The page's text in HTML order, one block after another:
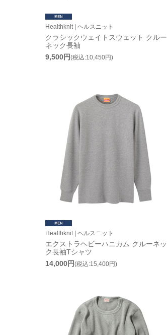
Healthknit | ヘルスニット
クラシックウェイトスウェット クルー
ネック長袖
9,500円(税込:10,450円)
Healthknit | ヘルスニット
エクストラヘビーハニカム クルーネッ
ク長袖Tシャツ
14,000円(税込:15,400円)